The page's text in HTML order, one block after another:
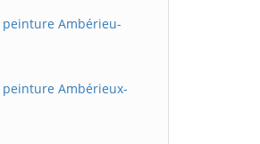
Ambérieu-
Ambérieux-